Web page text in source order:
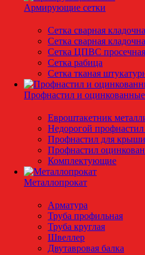
Армирующие сетки
Сетка сварная
Сетка сварная
Сетка ЦПВС просечная
Сетка рабица
Сетка тканая
Профнастил и
Евроштакетник
Недорогой профнастил
Профнастил для крыши
Профнастил
Комплектующие
Металлопрокат
Арматура
Труба профильная
Труба круглая
Швеллер
Двутавровая балка